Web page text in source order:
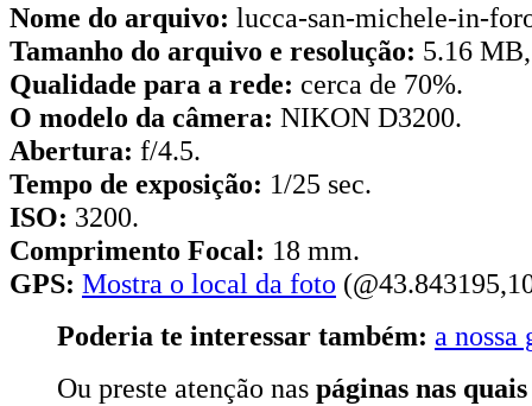
Nome do arquivo: lucca-san-michele-in-
Tamanho do arquivo e resolução: 5.16
Qualidade para a rede: cerca de 70%.
O modelo da câmera: NIKON D3200.
Abertura: f/4.5.
Tempo de exposição: 1/25 sec.
ISO: 3200.
Comprimento Focal: 18 mm.
GPS: Mostra o local da foto
Poderia te interessar também: a nossa
Ou preste atenção nas páginas nas